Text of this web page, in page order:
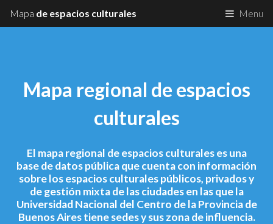
Mapa de espacios culturales Menu
Mapa regional de espacios
culturales
El mapa regional de espacios culturales es una
base de datos pública que cuenta con información
sobre los espacios culturales públicos, privados y
de gestión mixta de las ciudades en las que la
Universidad Nacional del Centro de la Provincia de
Buenos Aires tiene sedes y sus zona de influencia.